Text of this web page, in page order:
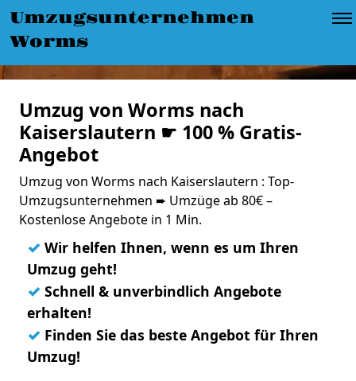
Umzugsunternehmen
Worms
Umzug von Worms nach
Kaiserslautern ☛ 100 % Gratis-
Angebot
Umzug von Worms nach Kaiserslautern : Top-
Umzugsunternehmen ➨ Umzüge ab 80€ –
Kostenlose Angebote in 1 Min.
✓ Wir helfen Ihnen, wenn es um Ihren
Umzug geht!
✓ Schnell & unverbindlich Angebote
erhalten!
✓ Finden Sie das beste Angebot für Ihren
Umzug!